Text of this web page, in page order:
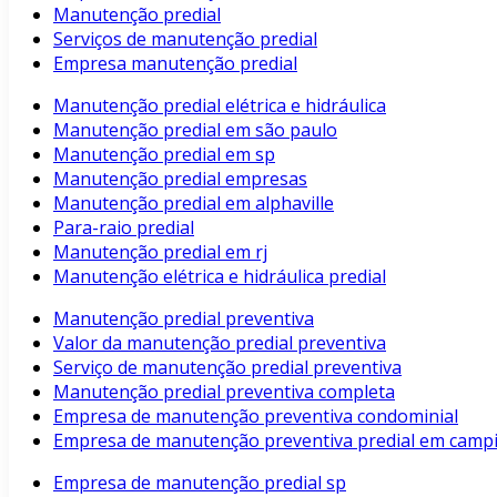
Manutenção predial
Serviços de manutenção predial
Empresa manutenção predial
Manutenção predial elétrica e hidráulica
Manutenção predial em são paulo
Manutenção predial em sp
Manutenção predial empresas
Manutenção predial em alphaville
Para-raio predial
Manutenção predial em rj
Manutenção elétrica e hidráulica predial
Manutenção predial preventiva
Valor da manutenção predial preventiva
Serviço de manutenção predial preventiva
Manutenção predial preventiva completa
Empresa de manutenção preventiva condominial
Empresa de manutenção preventiva predial em
Empresa de manutenção predial sp